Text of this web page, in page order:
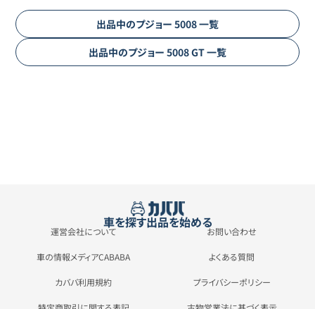
出品中のプジョー 5008一覧
出品中のプジョー 5008GT一覧
車を探す出品を始める
運営会社について お問い合わせ
車の情報メディアCABABA よくある質問
カババ利用規約 プライバシーポリシー